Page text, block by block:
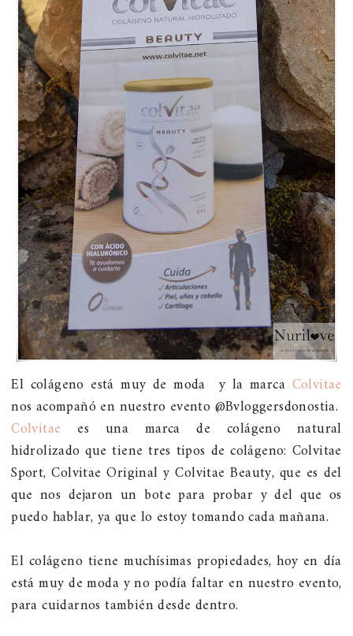
El colágeno está muy de moda y la marca Colvitae
nos acompañó en nuestro evento @Bvloggersdonostia.
Colvitae es una marca de colágeno natural
hidrolizado que tiene tres tipos de colágeno: Colvitae
Sport, Colvitae Original y Colvitae Beauty, que es del
que nos dejaron un bote para probar y del que os
puedo hablar, ya que lo estoy tomando cada mañana.
El colágeno tiene muchísimas propiedades, hoy en día
está muy de moda y no podía faltar en nuestro evento,
para cuidarnos también desde dentro.